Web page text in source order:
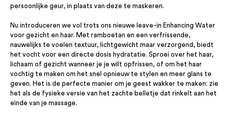
persoonlijke geur, in plaats van deze te maskeren.
Nu introduceren we vol trots ons nieuwe leave-in Enhancing Water
voor gezicht en haar. Met ramboetan en een verfrissende,
nauwelijks te voelen textuur, lichtgewicht maar verzorgend, biedt
het vocht voor een directe dosis hydratatie. Sproei over het haar,
lichaam of gezicht wanneer je je wilt opfrissen, of om het haar
vochtig te maken om het snel opnieuw te stylen en meer glans te
geven. Het is de perfecte manier om je geest wakker te maken: zie
het als de fysieke versie van het zachte belletje dat rinkelt aan het
einde van je massage.